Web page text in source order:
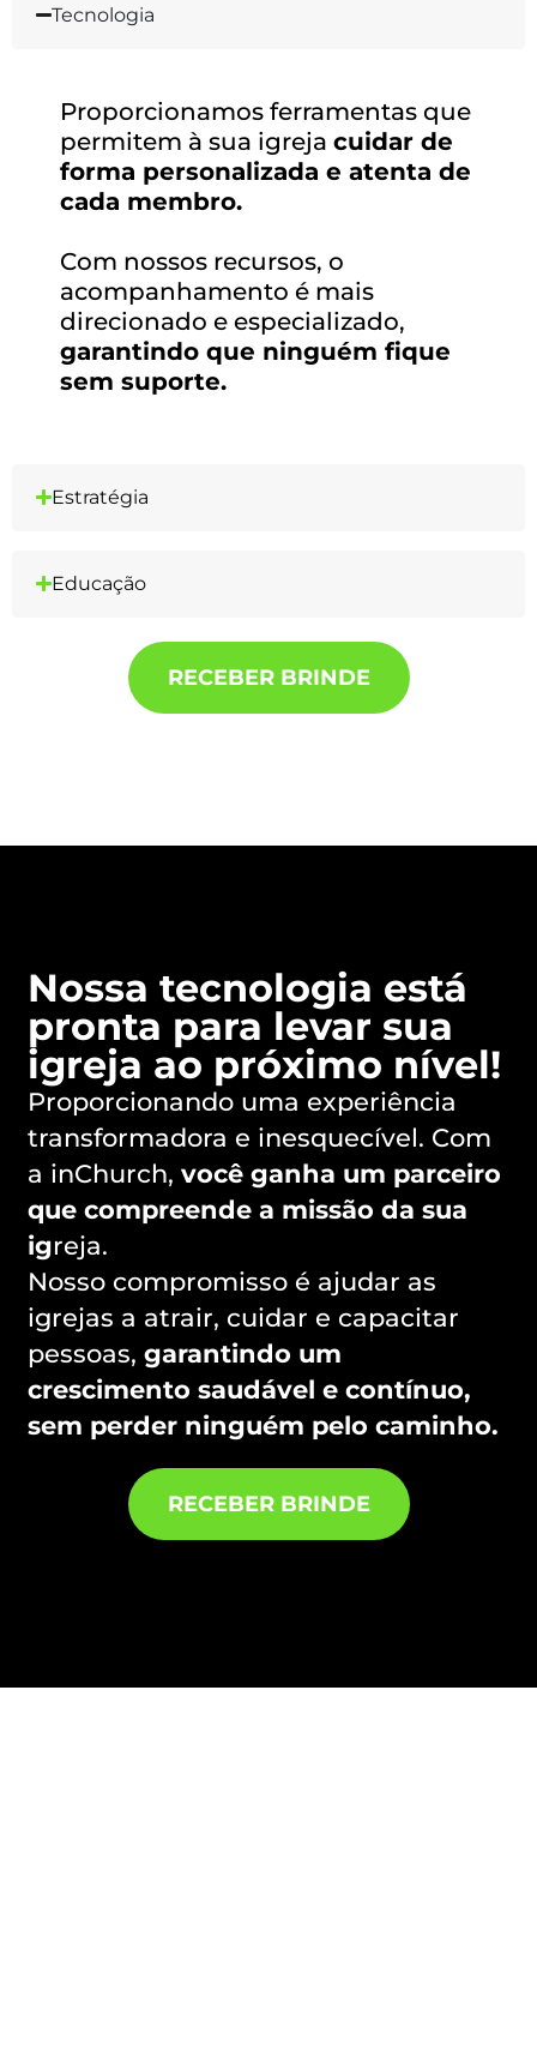
Tecnologia
Proporcionamos ferramentas que
permitem à sua igreja cuidar de
forma personalizada e atenta de
cada membro.
Com nossos recursos, o
acompanhamento é mais
direcionado e especializado,
garantindo que ninguém fique
sem suporte.
Estratégia
Educação
RECEBER BRINDE
Nossa tecnologia está
pronta para levar sua
igreja ao próximo nível!
Proporcionando uma experiência
transformadora e inesquecível. Com
a inChurch, você ganha um parceiro
que compreende a missão da sua
igreja.
Nosso compromisso é ajudar as
igrejas a atrair, cuidar e capacitar
pessoas, garantindo um
crescimento saudável e contínuo,
sem perder ninguém pelo caminho.
RECEBER BRINDE